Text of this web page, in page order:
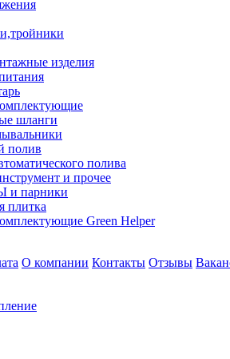
изделия
шланги
полив
полива
и прочее
парники
плитка
Green Helper
О компании Контакты Отзывы